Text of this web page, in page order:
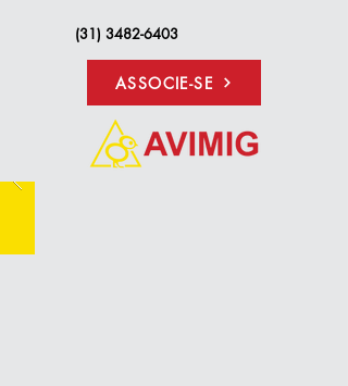
(31) 3482-6403
ASSOCIE-SE